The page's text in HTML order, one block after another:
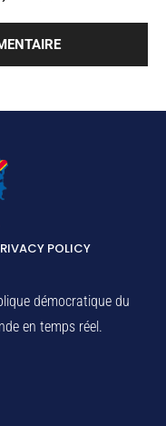
POLICY
démocratique du
en temps réel.